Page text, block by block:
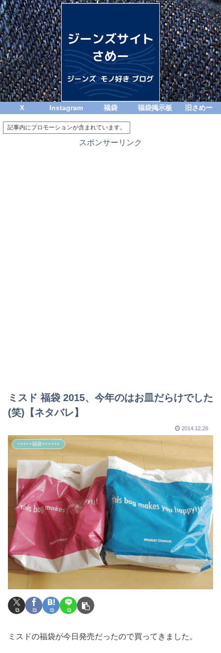
X Instagram 福袋 福袋掲示板 旧さめー
記事内にプロモーションが含まれています。
スポンサーリンク
ミスド 福袋 2015、今年のはお皿だらけでした
(笑)【ネタバレ】
2014.12.26
+++++福袋++++++
ミスドの福袋が今日発売だったので買ってきました。